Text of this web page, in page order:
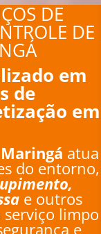
DE
DE
em
de
em
atua
do entorno,
e outros
limpo
e